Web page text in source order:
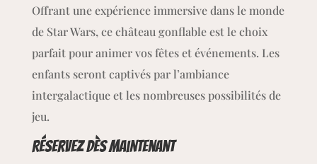
Offrant une expérience immersive dans le monde
de Star Wars, ce château gonflable est le choix
parfait pour animer vos fêtes et événements. Les
enfants seront captivés par l’ambiance
intergalactique et les nombreuses possibilités de
jeu.
Réservez dès maintenant